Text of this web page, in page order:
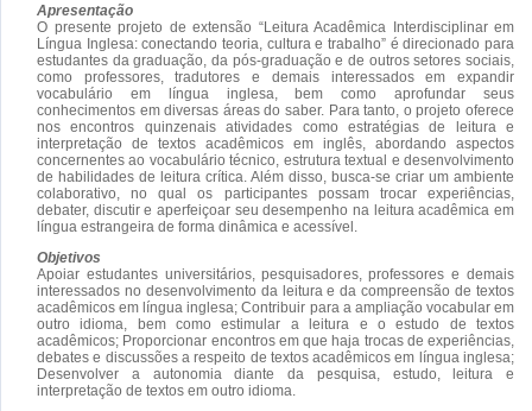
Apresentação
O presente projeto de extensão “Leitura Acadêmica Interdisciplinar em
Língua Inglesa: conectando teoria, cultura e trabalho” é direcionado para
estudantes da graduação, da pós-graduação e de outros setores sociais,
como professores, tradutores e demais interessados em expandir
vocabulário em língua inglesa, bem como aprofundar seus
conhecimentos em diversas áreas do saber. Para tanto, o projeto oferece
nos encontros quinzenais atividades como estratégias de leitura e
interpretação de textos acadêmicos em inglês, abordando aspectos
concernentes ao vocabulário técnico, estrutura textual e desenvolvimento
de habilidades de leitura crítica. Além disso, busca-se criar um ambiente
colaborativo, no qual os participantes possam trocar experiências,
debater, discutir e aperfeiçoar seu desempenho na leitura acadêmica em
língua estrangeira de forma dinâmica e acessível.
Objetivos
Apoiar estudantes universitários, pesquisadores, professores e demais
interessados no desenvolvimento da leitura e da compreensão de textos
acadêmicos em língua inglesa; Contribuir para a ampliação vocabular em
outro idioma, bem como estimular a leitura e o estudo de textos
acadêmicos; Proporcionar encontros em que haja trocas de experiências,
debates e discussões a respeito de textos acadêmicos em língua inglesa;
Desenvolver a autonomia diante da pesquisa, estudo, leitura e
interpretação de textos em outro idioma.